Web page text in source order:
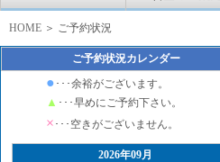
HOME ＞ ご予約状況
ご予約状況カレンダー
● ･･･余裕がございます。
▲ ･･･早めにご予約下さい。
× ･･･空きがございません。
2026年09月